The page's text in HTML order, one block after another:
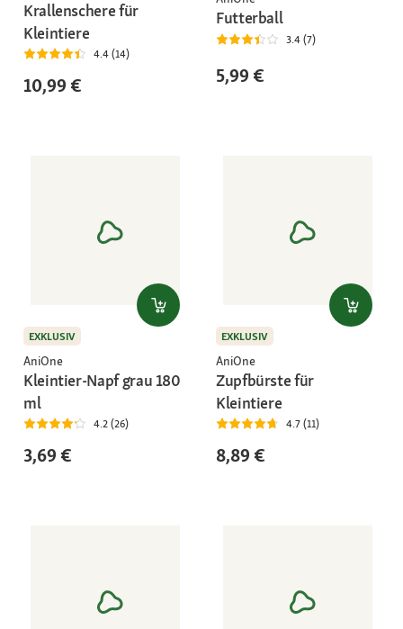
Krallenschere für
Kleintiere
4.4 (14)
10,99 €
Futterball
3.4 (7)
5,99 €
EXKLUSIV
AniOne
Kleintier-Napf grau 180
ml
4.2 (26)
3,69 €
EXKLUSIV
AniOne
Zupfbürste für
Kleintiere
4.7 (11)
8,89 €